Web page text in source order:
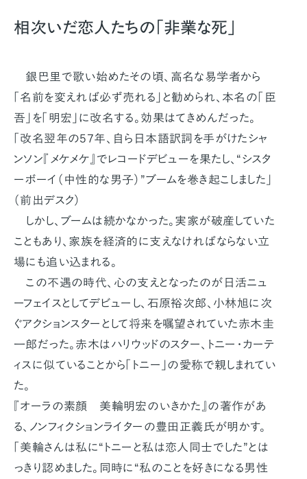
相次いだ恋人たちの「非業な死」
銀巴里で歌い始めたその頃、高名な易学者から
「名前を変えれば必ず売れる」と勧められ、本名の「臣
吾」を「明宏」に改名する。効果はてきめんだった。
「改名翌年の57年、自ら日本語訳詞を手がけたシャ
ンソン『メケメケ』でレコードデビューを果たし、“シスタ
ーボーイ（中性的な男子）”ブームを巻き起こしました」
（前出デスク）
しかし、ブームは続かなかった。実家が破産していた
こともあり、家族を経済的に支えなければならない立
場にも追い込まれる。
この不遇の時代、心の支えとなったのが日活ニュ
ーフェイスとしてデビューし、石原裕次郎、小林旭に次
ぐアクションスターとして将来を嘱望されていた赤木圭
一郎だった。赤木はハリウッドのスター、トニー・カーテ
ィスに似ていることから「トニー」の愛称で親しまれてい
た。
『オーラの素顔 美輪明宏のいきかた』の著作があ
る、ノンフィクションライターの豊田正義氏が明かす。
「美輪さんは私に“トニーと私は恋人同士でした”とは
っきり認めました。同時に“私のことを好きになる男性